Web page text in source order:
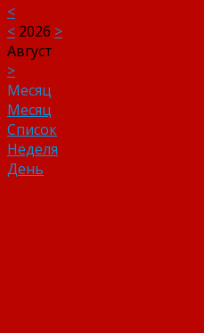
<
< 2026 >
Август
>
Месяц
Месяц
Список
Неделя
День